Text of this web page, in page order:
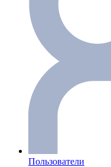
Пользователи